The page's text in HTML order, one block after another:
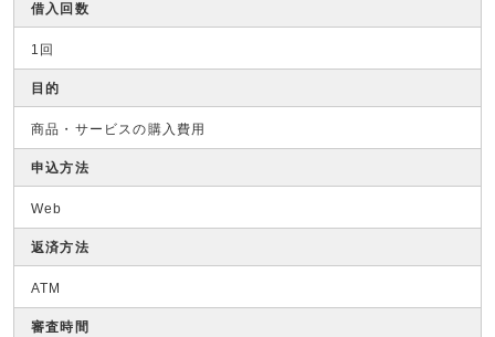
借入回数
1回
目的
商品・サービスの購入費用
申込方法
Web
返済方法
ATM
審査時間